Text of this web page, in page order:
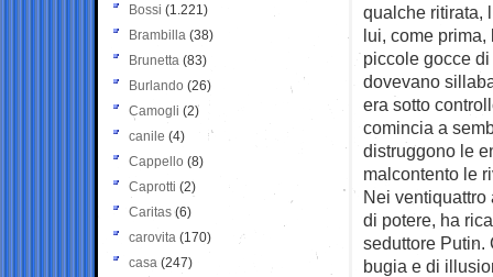
qualche ritirata,
lui, come
piccole gocce
dovevano
era sotto
comincia a
distruggono le
malcontento le
Nei
di potere, ha
seduttore Putin.
bugia e di
Bossi (1.221)
Brambilla (38)
Brunetta (83)
Burlando (26)
Camogli (2)
canile (4)
Cappello (8)
Caprotti (2)
Caritas (6)
carovita (170)
casa (247)